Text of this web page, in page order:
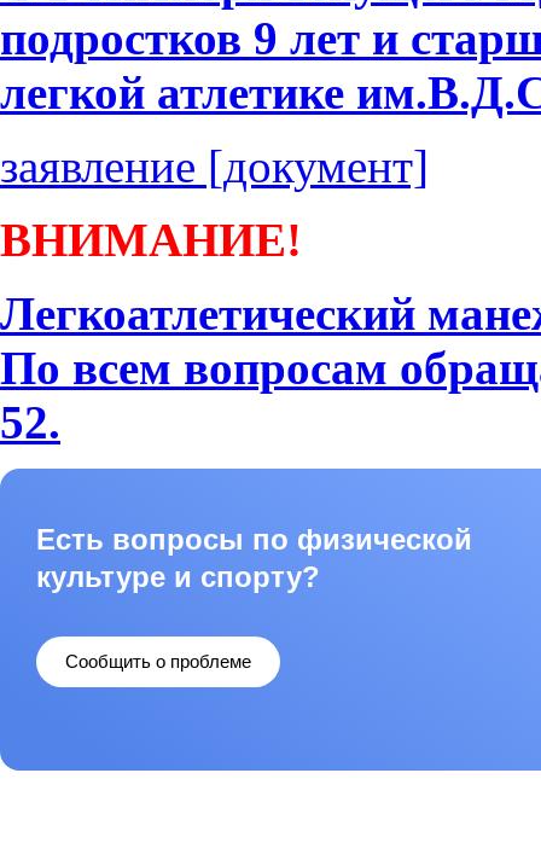
подростков 9 лет и
легкой атлетике
заявление [документ]
ВНИМАНИЕ!
Легкоатлетический
По всем вопросам
52.
Есть вопросы по физической
культуре и спорту?
Сообщить о проблеме